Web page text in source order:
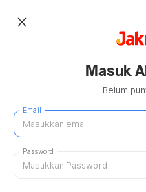
close
Masuk
Belum
Email
Password